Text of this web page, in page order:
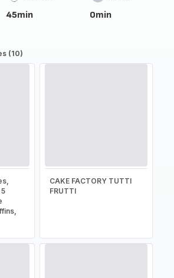
45min 0min
(10)
CAKE FACTORY TUTTI
FRUTTI